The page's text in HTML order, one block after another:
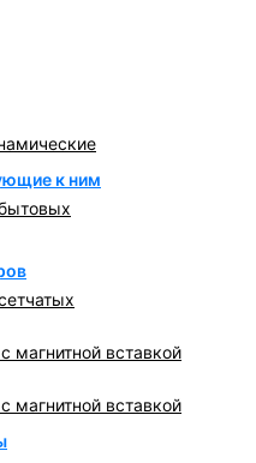
к ним
магнитной вставкой
магнитной вставкой